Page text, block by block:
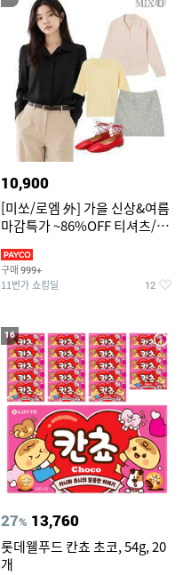
10,900
[미쏘/로엠 外] 가을 신상&여름
마감특가 ~86%OFF 티셔츠/슬
구매 999+
11번가 쇼킹딜 12
16
27% 13,760
롯데웰푸드 칸쵸 초코, 54g, 20
개